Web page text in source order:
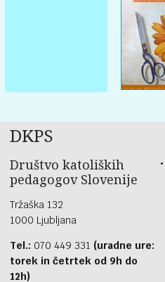
DKPS
Društvo katoliških
pedagogov Slovenije
Tržaška 132
1000 Ljubljana
Tel.: 070 449 331 (uradne ure:
torek in četrtek od 9h do
12h)